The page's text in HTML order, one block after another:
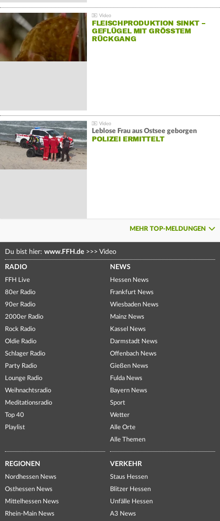
FLEISCHPRODUKTION SINKT –
GEFLÜGEL MIT GRÖSSTEM R
ÜCKGANG
Leblose Frau aus Ostsee geborgen
POLIZEI ERMITTELT
MEHR TOP-MELDUNGEN
Du bist hier: www.FFH.de >>> Video
RADIO
FFH Live
80er Radio
90er Radio
2000er Radio
Rock Radio
Oldie Radio
Schlager Radio
Party Radio
Lounge Radio
Weihnachtsradio
Meditationsradio
Top 40
Playlist
NEWS
Hessen News
Frankfurt News
Wiesbaden News
Mainz News
Kassel News
Darmstadt News
Offenbach News
Gießen News
Fulda News
Bayern News
Sport
Wetter
Alle Orte
Alle Themen
REGIONEN
Nordhessen News
Osthessen News
Mittelhessen News
Rhein-Main News
VERKEHR
Staus Hessen
Blitzer Hessen
Unfälle Hessen
A3 News